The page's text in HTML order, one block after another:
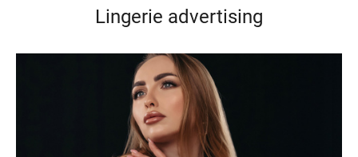
Lingerie advertising